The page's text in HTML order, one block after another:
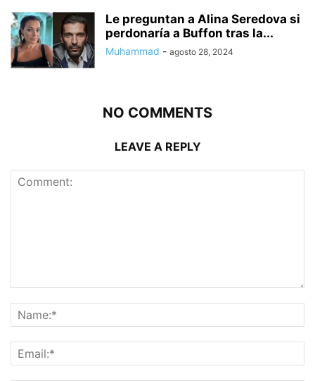
Le preguntan a Alina Seredova si
perdonaría a Buffon tras la...
Muhammad - agosto 28, 2024
NO COMMENTS
LEAVE A REPLY